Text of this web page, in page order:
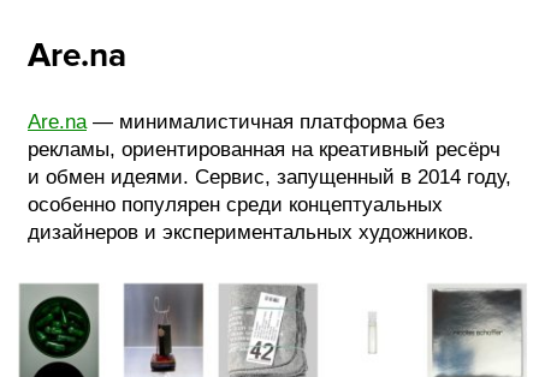
Are.na
Are.na— минималистичная платформа без
рекламы, ориентированная на креативный ресёрч
и обмен идеями. Сервис, запущенный в 2014 году,
особенно популярен среди концептуальных
дизайнеров и экспериментальных художников.